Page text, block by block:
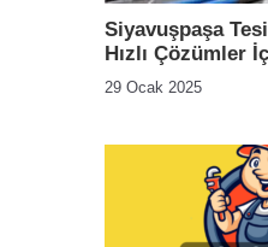
Siyavuşpaşa
Hızlı Çözümler
29 Ocak 2025